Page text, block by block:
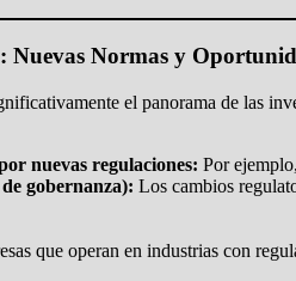
Normas y
el panorama de las
nuevas regulaciones: Por
gobernanza): Los cambios
que operan en industrias con